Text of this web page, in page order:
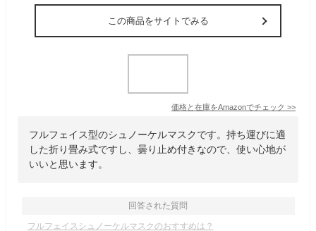
この商品をサイトでみる
価格と在庫をAmazonでチェック >>
フルフェイス型のシュノーケルマスクです。持ち運びに適
した折り畳み式ですし、曇り止め付きなので、使い心地が
いいと思います。
回答された質問
フルフェイスシュノーケルマスクのおすすめは？